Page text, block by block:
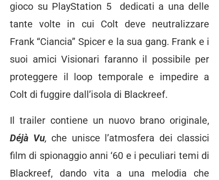
gioco su PlayStation 5 dedicati a una delle
tante volte in cui Colt deve neutralizzare
Frank “Ciancia” Spicer e la sua gang. Frank e i
suoi amici Visionari faranno il possibile per
proteggere il loop temporale e impedire a
Colt di fuggire dall’isola di Blackreef.
Il trailer contiene un nuovo brano originale,
Déjà Vu, che unisce l’atmosfera dei classici
film di spionaggio anni ‘60 e i peculiari temi di
Blackreef, dando vita a una melodia che